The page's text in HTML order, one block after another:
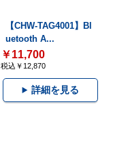
【CHW-TAG4001】Bl
uetooth A...
￥11,700
税込￥12,870
詳細を見る